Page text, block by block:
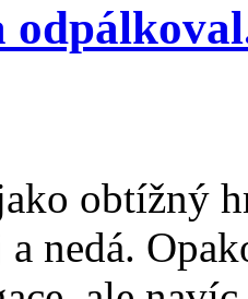
obtížný
nedá.